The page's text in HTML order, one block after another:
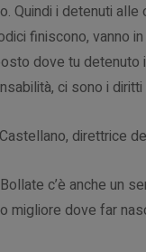
Quindi i detenuti alle
finiscono, vanno
dove tu detenuto
ci sono i
direttrice
c’è anche un
migliore dove far